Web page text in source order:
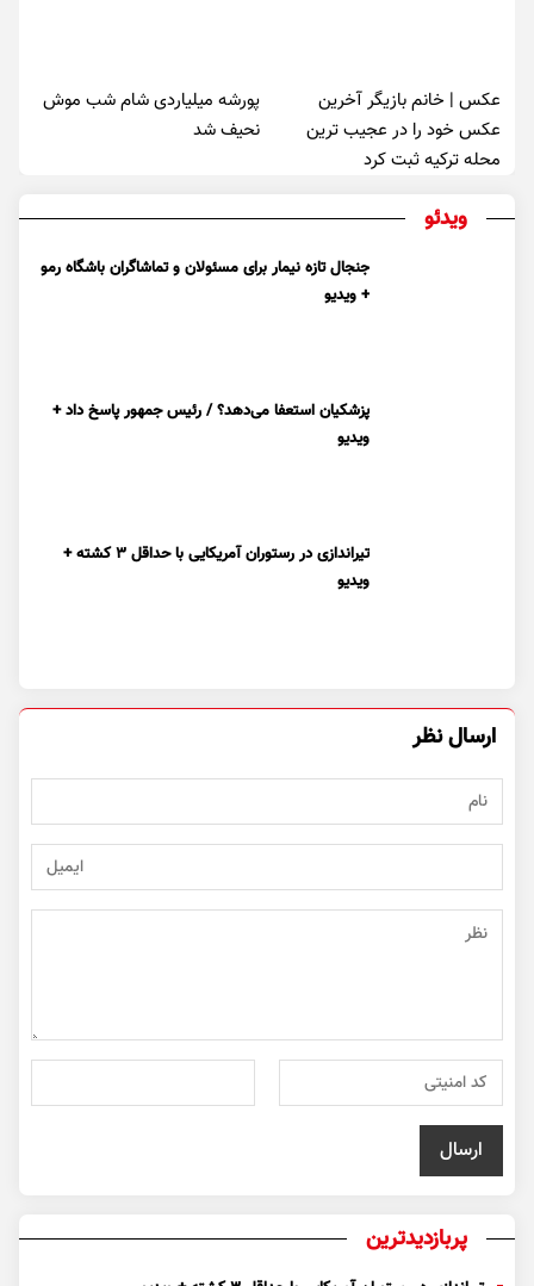
عکس | خانم بازیگر آخرین
عکس خود را در عجیب ترین
محله ترکیه ثبت کرد
پورشه میلیاردی شام شب موش‌
نحیف شد
ویدئو
جنجال تازه نیمار برای مسئولان و تماشاگران باشگاه رمو
+ ویدیو
پزشکیان استعفا می‌دهد؟ / رئیس جمهور پاسخ داد +
ویدیو
تیراندازی در رستوران آمریکایی با حداقل ۳ کشته +
ویدیو
ارسال نظر
پربازدیدترین